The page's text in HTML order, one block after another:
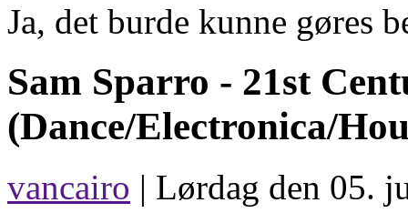
Ja, det burde kunne gøres
Sam Sparro - 21st
(Dance/Electronica/
vancairo | Lørdag den 05.